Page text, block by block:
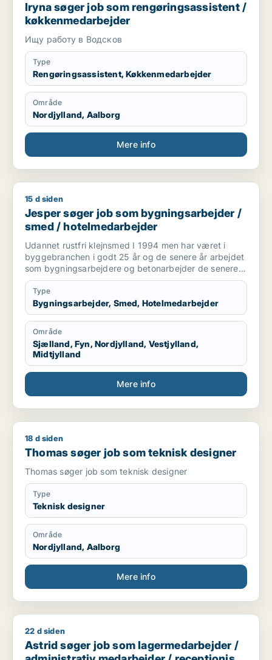
Iryna søger job som rengøringsassistent /
køkkenmedarbejder
Ищу работу в Водсков
Type
Rengøringsassistent, Køkkenmedarbejder
Område
Nordjylland, Aalborg
Mere info
Jesper søger job som bygningsarbejder / smed /
15 d siden
Jesper søger job som bygningsarbejder /
smed / hotelmedarbejder
Udannet rustfri klejnsmed I 1994 men har været i
byggebranchen i godt 25 år og de senere år arbejdet
som bygningsarbejdere og betonarbejder de senere
år som kranfører som jeg er pt.
Type
Bygningsarbejder, Smed, Hotelmedarbejder
Område
Sjælland, Fyn, Nordjylland, Vestjylland,
Midtjylland
Mere info
Thomas søger job som teknisk designer
18 d siden
Thomas søger job som teknisk designer
Thomas søger job som teknisk designer
Type
Teknisk designer
Område
Nordjylland, Aalborg
Mere info
Astrid søger job som lagermedarbejder / administrativ
22 d siden
Astrid søger job som lagermedarbejder /